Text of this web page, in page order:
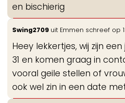
en bischierig
Swing2709 uit Emmen schreef op
Heey lekkertjes, wij zijn
31 en komen graag in
vooral geile stellen of
ook wel zin in een date